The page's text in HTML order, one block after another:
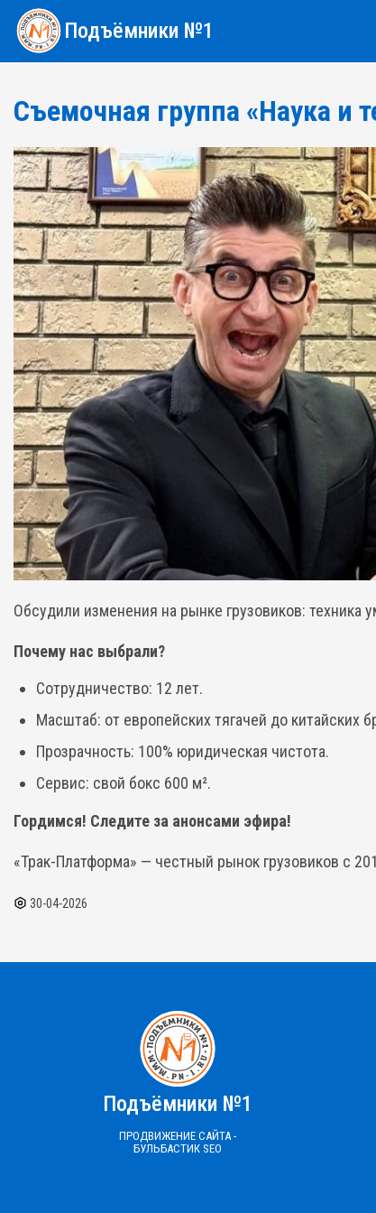
Подъёмники №1
Съемочная группа «Наука и
Обсудили изменения на рынке грузовиков: техника
Почему нас выбрали?
Сотрудничество: 12 лет.
Масштаб: от европейских тягачей до китайских
Прозрачность: 100% юридическая чистота.
Сервис: свой бокс 600 м².
Гордимся! Следите за анонсами эфира!
«Трак-Платформа» — честный рынок грузовиков с
30-04-2026
Подъёмники №1
ПРОДВИЖЕНИЕ САЙТА -
БУЛЬБАСТИК SEO